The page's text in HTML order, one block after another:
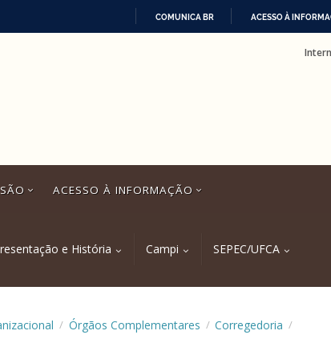
COMUNICA BR ACESSO À
ACESSO À INFORMAÇÃO
e História Campi SEPEC/UFCA
/ Órgãos Complementares / Corregedoria /